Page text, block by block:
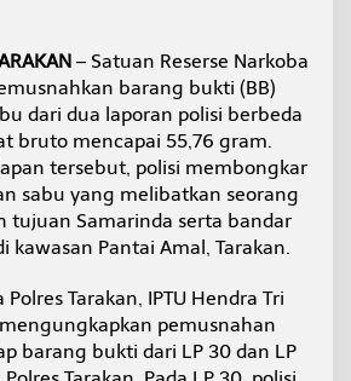
d
a
d
n
B
a
n
d
a
P
a
n
– Satuan Reserse Narkoba
barang bukti (BB)
dari dua laporan polisi berbeda
bruto mencapai 55,76 gram.
tersebut, polisi membongkar
sabu yang melibatkan seorang
tujuan Samarinda serta bandar
kawasan Pantai Amal, Tarakan.
Tarakan, IPTU Hendra Tri
mengungkapkan pemusnahan
barang bukti dari LP 30 dan LP